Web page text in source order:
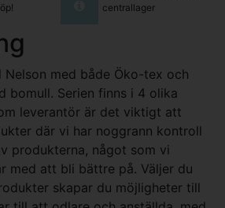
centrallager
Nelson med både Öko-tex och
bomull. Serien finns i 4 olika
leverantör är det viktigt att
där vi har noggrann kontroll
produkterna, något som vi
med att bli bättre på. Väljer du
skapar du möjligheter till